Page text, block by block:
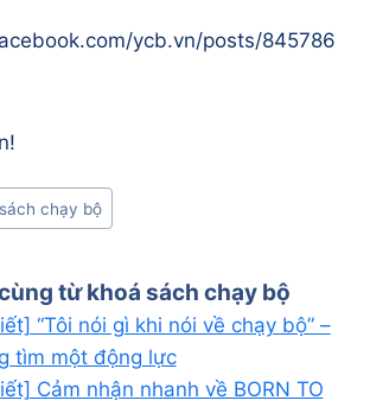
ycb.vn/posts/845786
sách chạy bộ
từ khoá sách chạy bộ
“Tôi nói gì khi nói về chạy bộ” –
tìm một động lực
Cảm nhận nhanh về BORN TO